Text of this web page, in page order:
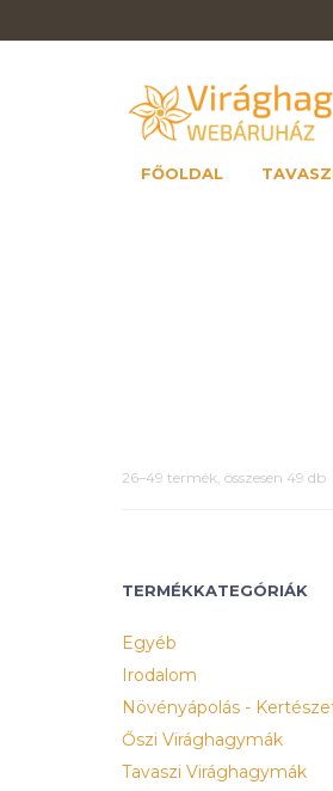
FŐOLDAL
26–49 termék, összesen 49 db
TERMÉKKATEGÓRIÁK
Egyéb
Irodalom
Növényápolás -
Őszi Virághagymák
Tavaszi Virághagymák